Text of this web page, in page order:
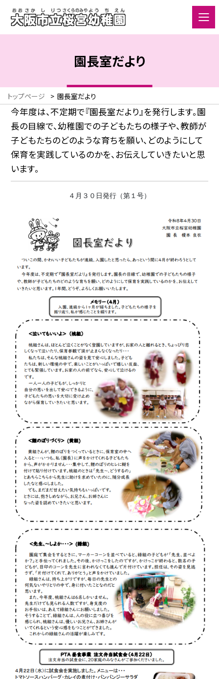
園長室だより
トップページ > 園長室だより
今年度は、不定期で『園長室だより』を発行します。園
長の目線で、幼稚園での子どもたちの様子や、教師が
子どもたちのどのような育ちを願い、どのようにして
保育を実践しているのかを、お伝えしていきたいと思
います。
４月３０日発行（第１号）